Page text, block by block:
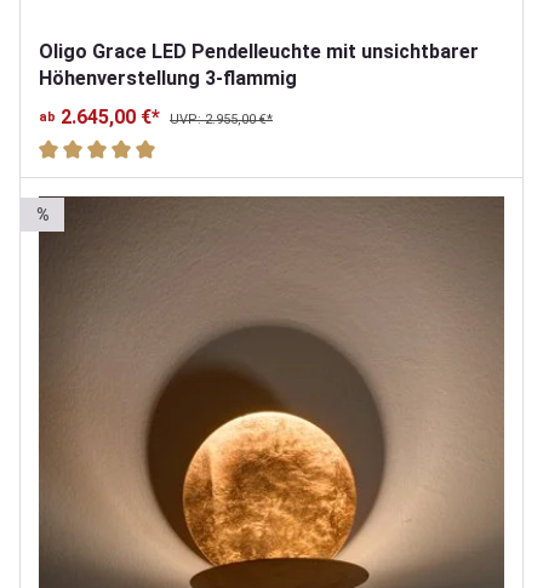
Oligo Grace LED Pendelleuchte mit unsichtbarer
Höhenverstellung 3-flammig
ab 2.645,00 €* UVP: 2.955,00 €*
Durchschnittliche Bewertung von 5 von 5 Sternen
%